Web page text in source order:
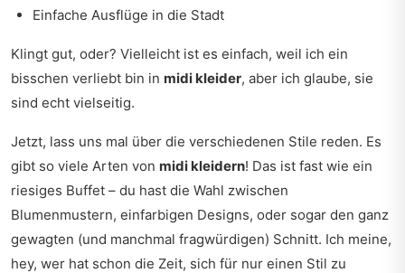
Einfache Ausflüge in die Stadt
Klingt gut, oder? Vielleicht ist es einfach, weil ich ein
bisschen verliebt bin in midi kleider, aber ich glaube, sie
sind echt vielseitig.
Jetzt, lass uns mal über die verschiedenen Stile reden. Es
gibt so viele Arten von midi kleidern! Das ist fast wie ein
riesiges Buffet – du hast die Wahl zwischen
Blumenmustern, einfarbigen Designs, oder sogar den ganz
gewagten (und manchmal fragwürdigen) Schnitt. Ich meine,
hey, wer hat schon die Zeit, sich für nur einen Stil zu